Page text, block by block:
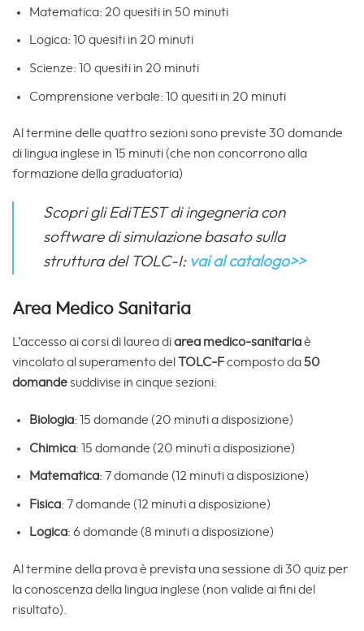
Matematica: 20 quesiti in 50 minuti
Logica: 10 quesiti in 20 minuti
Scienze: 10 quesiti in 20 minuti
Comprensione verbale: 10 quesiti in 20 minuti
Al termine delle quattro sezioni sono previste 30 domande
di lingua inglese in 15 minuti (che non concorrono alla
formazione della graduatoria)
Scopri gli EdiTEST di ingegneria con
software di simulazione basato sulla
struttura del TOLC-I: vai al catalogo>>
Area Medico Sanitaria
L’accesso ai corsi di laurea diarea medico-sanitariaè
vincolato al superamento del TOLC-Fcomposto da50
domandesuddivise in cinque sezioni:
Biologia: 15 domande (20 minuti a disposizione)
Chimica: 15 domande (20 minuti a disposizione)
Matematica: 7 domande (12 minuti a disposizione)
Fisica: 7 domande (12 minuti a disposizione)
Logica: 6 domande (8 minuti a disposizione)
Al termine della prova è prevista una sessione di 30 quiz per
la conoscenza della lingua inglese (non valide ai fini del
risultato).